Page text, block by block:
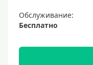
Обслуживание:
Бесплатно